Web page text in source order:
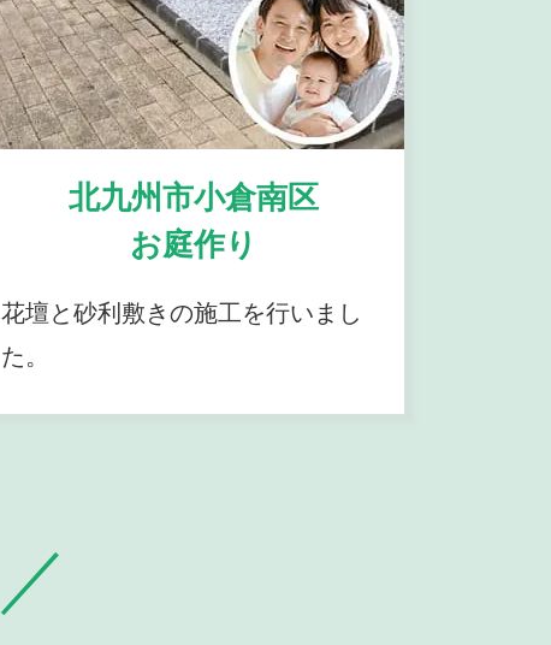
北九州市小倉南区
お庭作り
花壇と砂利敷きの施工を行いまし
た。